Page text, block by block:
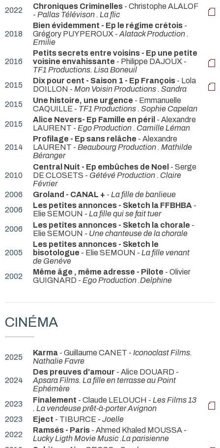
2022
Chroniques Criminelles - Christophe ALALOF
- Pallas Télévison . La flic
2018
Bien évidemment - Ep le régime crétois -
Grégory PUYPEROUX - Alatack Production .
Emilie
2016
Petits secrets entre voisins - Ep une petite
voisine envahissante - Philippe DAJOUX -
TF1 Productions. Lisa Boneuil
2015
Dix pour cent - Saison 1 - Ep François - Lola
DOILLON - Mon Voisin Productions . Sandra
2015
Une histoire, une urgence - Emmanuelle
CAQUILLE - TF1 Productions . Sophie Capelan
2015
Alice Nevers- Ep Famille en péril - Alexandre
LAURENT - Ego Production . Camille Léman
2014
Profilage - Ep sans relâche - Alexandre
LAURENT - Beaubourg Production . Mathilde
Béranger
2010
Central Nuit - Ep embûches de Noel - Serge
DE CLOSETS - Gétévé Production . Claire
Février
2006
Groland - CANAL + - La fille de banlieue
2006
Les petites annonces - Sketch la FFBHBA -
Elie SEMOUN - La fille qui se fait tuer
2006
Les petites annonces - Sketch la chorale -
Elie SEMOUN - Une chanteuse de la chorale
2005
Les petites annonces - Sketch le
bisotologue - Elie SEMOUN - La fille venant
de Genéve
2002
Même âge , même adresse - Pilote - Olivier
GUIGNARD - Ego Production .Delphine
CINÉMA
2025 Karma - Guillaume CANET - Iconoclast Films.
Nathalie Favre
2024
Des preuves d'amour - Alice DOUARD -
Apsara Films. La fille en terrasse au Point
Ephémère
2023
Finalement - Claude LELOUCH - Les Films 13
. La vendeuse prêt-à-porter Avignon
2023
Eject - TIBURCE - Joelle
2022
Ramsés - Paris - Ahmed Khaled MOUSSA -
Lucky Ligth Movie Music .La parisienne